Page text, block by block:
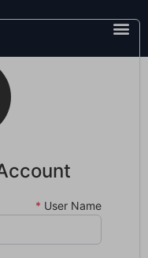
User Name
*